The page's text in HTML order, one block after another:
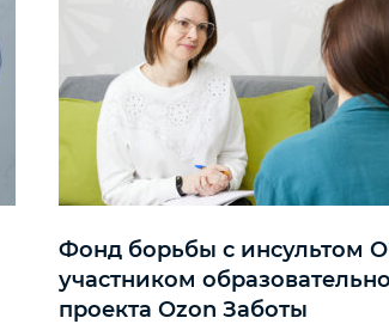
Фонд борьбы с инсультом
участником
проекта Ozon Заботы